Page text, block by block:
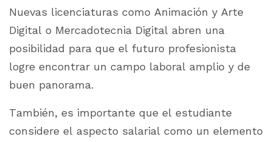
Nuevas licenciaturas como Animación y Arte
Digital o Mercadotecnia Digital abren una
posibilidad para que el futuro profesionista
logre encontrar un campo laboral amplio y de
buen panorama.
También, es importante que el estudiante
considere el aspecto salarial como un elemento